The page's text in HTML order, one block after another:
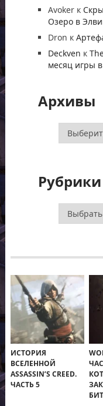
Avoker к
Озеро в
Dron к
Deckven к
месяц игры
Архивы
Архивы
Рубрики
Рубрики
ИСТОРИЯ
ВСЕЛЕННОЙ
ASSASSIN’S CREED.
ЧАСТЬ 5